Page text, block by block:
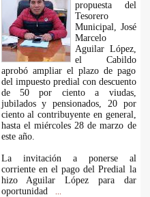
propuesta del
Tesorero
Municipal, José
Marcelo
Aguilar López,
el Cabildo
aprobó ampliar el plazo de pago
del impuesto predial con descuento
de 50 por ciento a viudas,
jubilados y pensionados, 20 por
ciento al contribuyente en general,
hasta el miércoles 28 de marzo de
este año.
La invitación a ponerse al
corriente en el pago del Predial la
hizo Aguilar López para dar
oportunidad